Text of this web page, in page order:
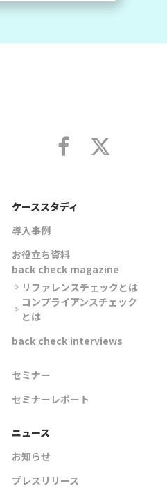
ケーススタディ
導入事例
お役立ち資料
back check magazine
chevron_right リファレンスチェックとは
chevron_right
コンプライアンスチェック
とは
back check interviews
セミナー
セミナーレポート
ニュース
お知らせ
プレスリリース